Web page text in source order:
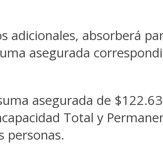
adicionales, absorberá
asegurada
asegurada de
Total y
personas.